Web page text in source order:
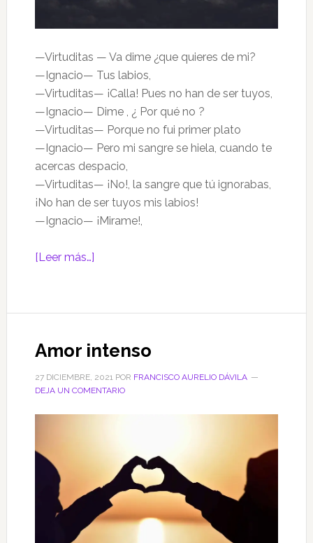
—Virtuditas — Va dime ¿que quieres de mi?
—Ignacio— Tus labios,
—Virtuditas— ¡Calla! Pues no han de ser tuyos,
—Ignacio— Dime , ¿ Por qué no ?
—Virtuditas— Porque no fui primer plato
—Ignacio— Pero mi sangre se hiela, cuando te
acercas despacio,
—Virtuditas— ¡No!, la sangre que tú ignorabas,
¡No han de ser tuyos mis labios!
—Ignacio— ¡Mirame!,
[Leer más…]acerca
dramática
Amor intenso
27 DICIEMBRE, 2021POR FRANCISCO AURELIO DÁVILA
DEJA UN COMENTARIO